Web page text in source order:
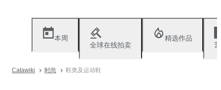
本周
全球在线拍卖
精选作品
Catawiki 时尚 鞋类及运动鞋